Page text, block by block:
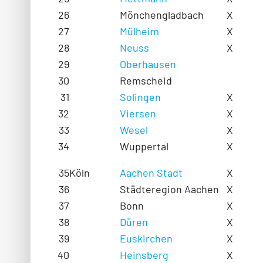
26
Mönchengladbach
X
27
Mülheim
X
28
Neuss
X
29
Oberhausen
30
Remscheid
31
Solingen
X
32
Viersen
X
33
Wesel
X
34
Wuppertal X
35Köln Aachen Stadt
X
36
Städteregion Aachen
X
37
Bonn
X
38
Düren
X
39
Euskirchen
X
40
Heinsberg X